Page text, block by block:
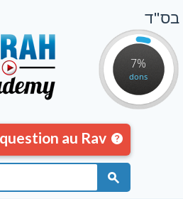
7%
dons
בס"ד
au Rav